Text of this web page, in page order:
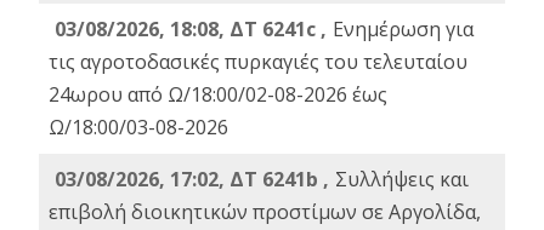
03/08/2026, 18:08, ΔΤ 6241c , Ενημέρωση για
τις αγροτοδασικές πυρκαγιές του τελευταίου
24ωρου από Ω/18:00/02-08-2026 έως
Ω/18:00/03-08-2026
03/08/2026, 17:02, ΔΤ 6241b , Συλλήψεις και
επιβολή διοικητικών προστίμων σε Αργολίδα,